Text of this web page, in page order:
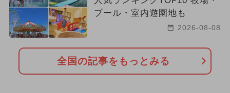
プール・室内遊園地も
2026-08-08
全国の記事をもっとみる